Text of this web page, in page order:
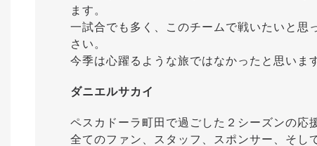
ます。
一試合でも多く、このチームで戦いたいと思
さい。
今季は心躍るような旅ではなかったと思いま
ダニエルサカイ
ペスカドーラ町田で過ごした２シーズンの応
全てのファン、スタッフ、スポンサー、そし